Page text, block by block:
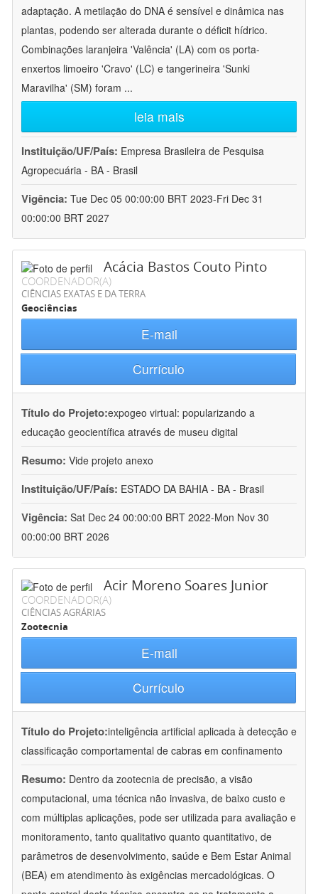
adaptação. A metilação do DNA é sensível e dinâmica nas
plantas, podendo ser alterada durante o déficit hídrico.
Combinações laranjeira 'Valência' (LA) com os porta-
enxertos limoeiro 'Cravo' (LC) e tangerineira 'Sunki
Maravilha' (SM) foram ...
leia mais
Instituição/UF/País: Empresa Brasileira de Pesquisa
Agropecuária - BA - Brasil
Vigência: Tue Dec 05 00:00:00 BRT 2023-Fri Dec 31
00:00:00 BRT 2027
Acácia Bastos Couto Pinto
COORDENADOR(A)
CIÊNCIAS EXATAS E DA TERRA
Geociências
E-mail
Currículo
Título do Projeto:expogeo virtual: popularizando a
educação geocientífica através de museu digital
Resumo: Vide projeto anexo
Instituição/UF/País: ESTADO DA BAHIA - BA - Brasil
Vigência: Sat Dec 24 00:00:00 BRT 2022-Mon Nov 30
00:00:00 BRT 2026
Acir Moreno Soares Junior
COORDENADOR(A)
CIÊNCIAS AGRÁRIAS
Zootecnia
E-mail
Currículo
Título do Projeto:inteligência artificial aplicada à detecção e
classificação comportamental de cabras em confinamento
Resumo: Dentro da zootecnia de precisão, a visão
computacional, uma técnica não invasiva, de baixo custo e
com múltiplas aplicações, pode ser utilizada para avaliação e
monitoramento, tanto qualitativo quanto quantitativo, de
parâmetros de desenvolvimento, saúde e Bem Estar Animal
(BEA) em atendimento às exigências mercadológicas. O